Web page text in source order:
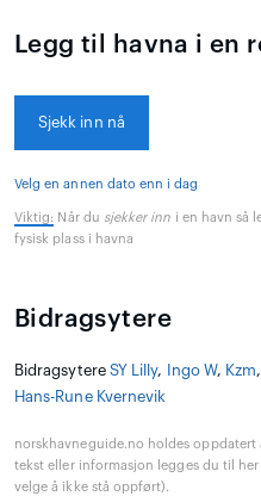
Legg til havna i en
Sjekk inn nå
Velg en annen dato enn i dag
Viktig: Når du sjekker inn i en havn så
fysisk plass i havna
Bidragsytere
Bidragsytere SY Lilly, Ingo W, Kzm
Hans-Rune Kvernevik
norskhavneguide.no holdes
tekst eller informasjon legges du til
velge å ikke stå oppført).